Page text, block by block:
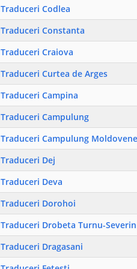
Traduceri Codlea
Traduceri Constanta
Traduceri Craiova
Traduceri Curtea de Arges
Traduceri Campina
Traduceri Campulung
Traduceri Campulung
Traduceri Dej
Traduceri Deva
Traduceri Dorohoi
Traduceri Drobeta Turnu-Severin
Traduceri Dragasani